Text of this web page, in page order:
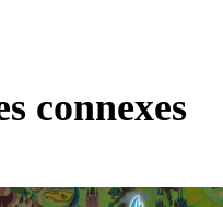
connexes